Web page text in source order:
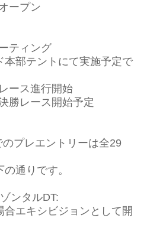
ープン
ティング
本部テントにて実施予定で
ース進行開始
勝レース開始予定
プレエントリーは全29
通りです。
ンタルDT:
エキシビジョンとして開